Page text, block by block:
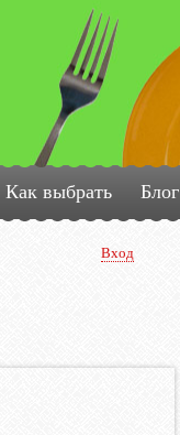
Как выбрать Блог
Вход